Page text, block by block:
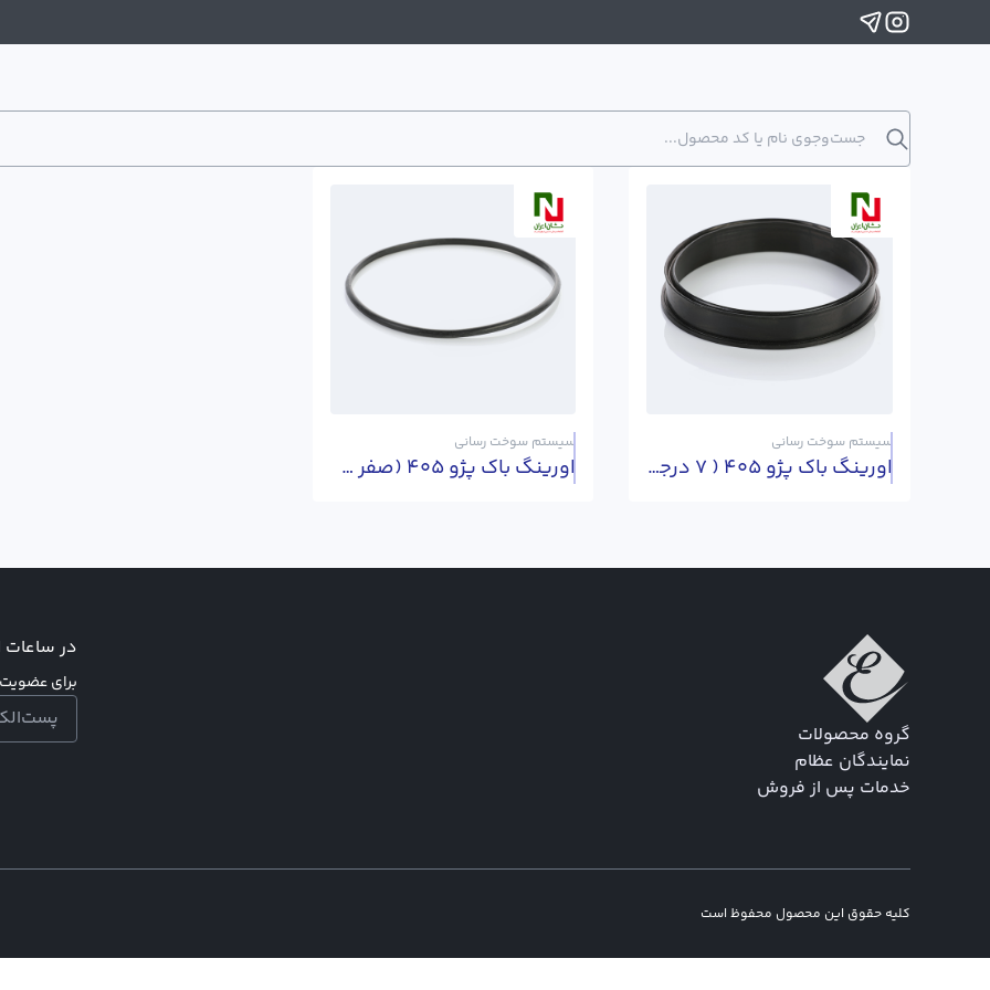
سیستم سوخت رسانی
اورینگ باک پژو 405 ( 7 درجه )
سیستم سوخت رسانی
اورینگ باک پژو 405 (صفر درجه)
گروه محصولات
نمایندگان عظام
خدمات پس از فروش
در ساعات
برای
کلیه حقوق این محصول محفوظ است